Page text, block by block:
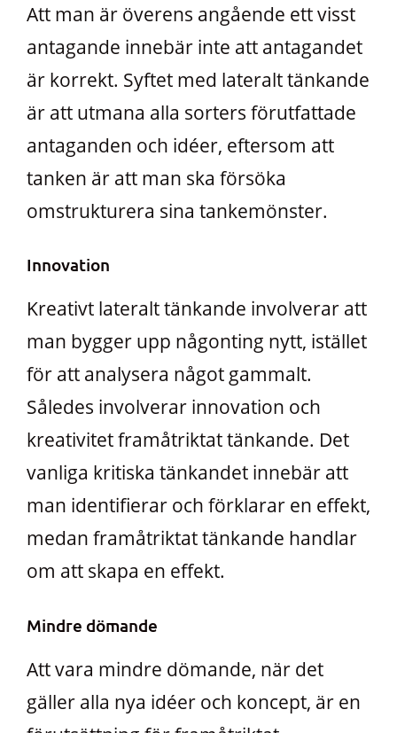
Att man är överens angående ett visst
antagande innebär inte att antagandet
är korrekt. Syftet med lateralt tänkande
är att utmana alla sorters förutfattade
antaganden och idéer, eftersom att
tanken är att man ska försöka
omstrukturera sina tankemönster.
Innovation
Kreativt lateralt tänkande involverar att
man bygger upp någonting nytt, istället
för att analysera något gammalt.
Således involverar innovation och
kreativitet framåtriktat tänkande. Det
vanliga kritiska tänkandet innebär att
man identifierar och förklarar en effekt,
medan framåtriktat tänkande handlar
om att skapa en effekt.
Mindre dömande
Att vara mindre dömande, när det
gäller alla nya idéer och koncept, är en